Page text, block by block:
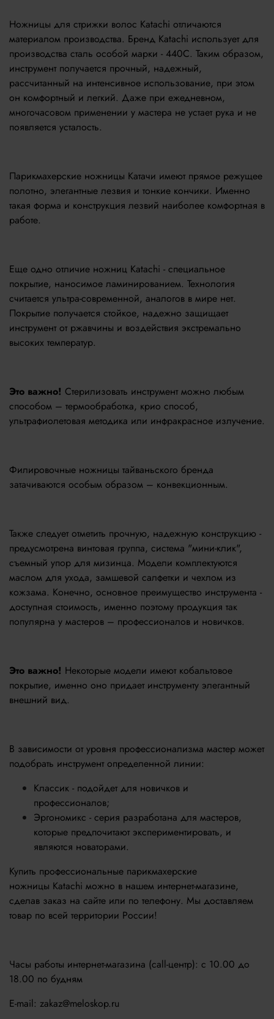
Ножницы для стрижки волос Katachi отличаются
материалом производства. Бренд Katachi использует для
производства сталь особой марки - 440С. Таким образом,
инструмент получается прочный, надежный,
рассчитанный на интенсивное использование, при этом
он комфортный и легкий. Даже при ежедневном,
многочасовом применении у мастера не устает рука и не
появляется усталость.
Парикмахерские ножницы Катачи имеют прямое режущее
полотно, элегантные лезвия и тонкие кончики. Именно
такая форма и конструкция лезвий наиболее комфортная в
работе.
Еще одно отличие ножниц Katachi - специальное
покрытие, наносимое ламинированием. Технология
считается ультра-современной, аналогов в мире нет.
Покрытие получается стойкое, надежно защищает
инструмент от ржавчины и воздействия экстремально
высоких температур.
Это важно! Стерилизовать инструмент можно любым
способом – термообработка, крио способ,
ультрафиолетовая методика или инфракрасное излучение.
Филировочные ножницы тайваньского бренда
затачиваются особым образом – конвекционным.
Также следует отметить прочную, надежную конструкцию -
предусмотрена винтовая группа, система "мини-клик",
съемный упор для мизинца. Модели комплектуются
маслом для ухода, замшевой салфетки и чехлом из
кожзама. Конечно, основное преимущество инструмента -
доступная стоимость, именно поэтому продукция так
популярна у мастеров – профессионалов и новичков.
Это важно! Некоторые модели имеют кобальтовое
покрытие, именно оно придает инструменту элегантный
внешний вид.
В зависимости от уровня профессионализма мастер может
подобрать инструмент определенной линии:
Классик - подойдет для новичков и
профессионалов;
Эргономикс - серия разработана для мастеров,
которые предпочитают экспериментировать, и
являются новаторами.
Купить профессиональные парикмахерские
ножницы Katachi можно в нашем интернет-магазине,
сделав заказ на сайте или по телефону. Мы доставляем
товар по всей территории России!
Часы работы интернет-магазина (call-центр): с 10.00 до
18.00 по будням
E-mail: zakaz@meloskop.ru